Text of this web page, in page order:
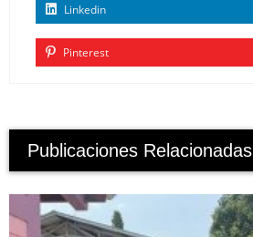
Linkedin
Pinterest
Publicaciones Relacionadas